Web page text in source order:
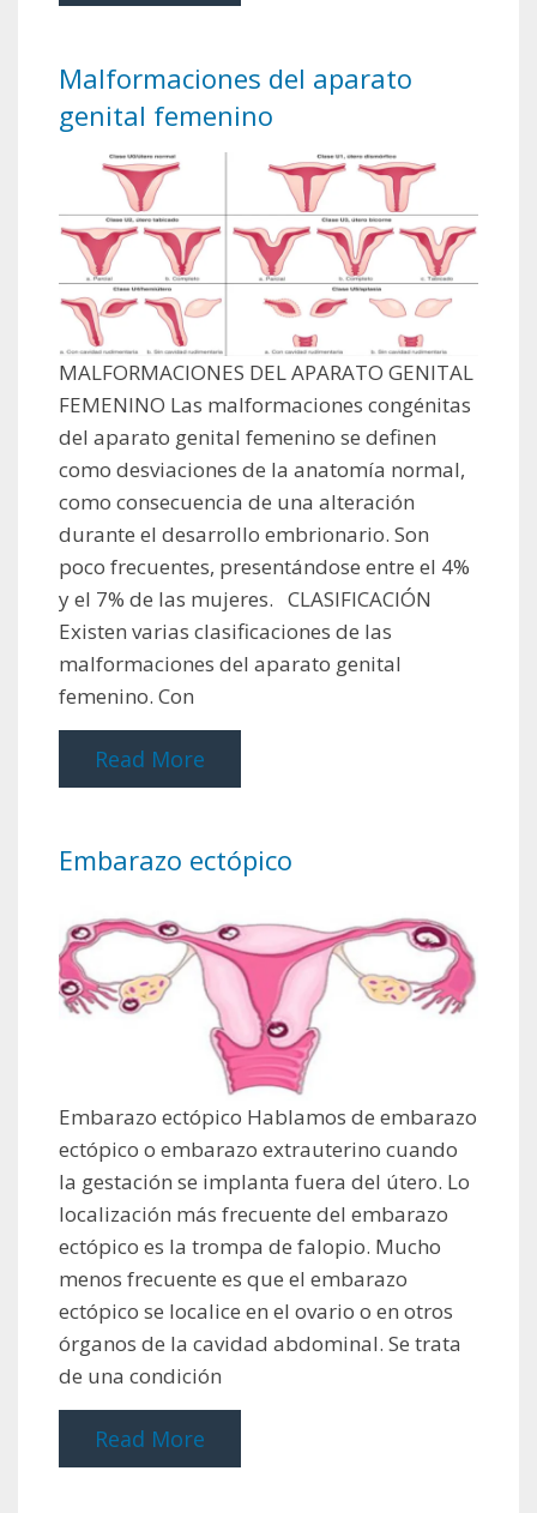
Malformaciones del aparato
genital femenino
MALFORMACIONES DEL APARATO GENITAL
FEMENINO Las malformaciones congénitas
del aparato genital femenino se definen
como desviaciones de la anatomía normal,
como consecuencia de una alteración
durante el desarrollo embrionario. Son
poco frecuentes, presentándose entre el 4%
y el 7% de las mujeres. CLASIFICACIÓN
Existen varias clasificaciones de las
malformaciones del aparato genital
femenino. Con
Read More
Embarazo ectópico
Embarazo ectópico Hablamos de embarazo
ectópico o embarazo extrauterino cuando
la gestación se implanta fuera del útero. Lo
localización más frecuente del embarazo
ectópico es la trompa de falopio. Mucho
menos frecuente es que el embarazo
ectópico se localice en el ovario o en otros
órganos de la cavidad abdominal. Se trata
de una condición
Read More